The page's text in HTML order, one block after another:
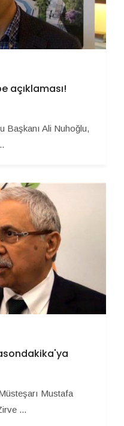
açıklaması!
Başkanı Ali Nuhoğlu,
Mustafa
...